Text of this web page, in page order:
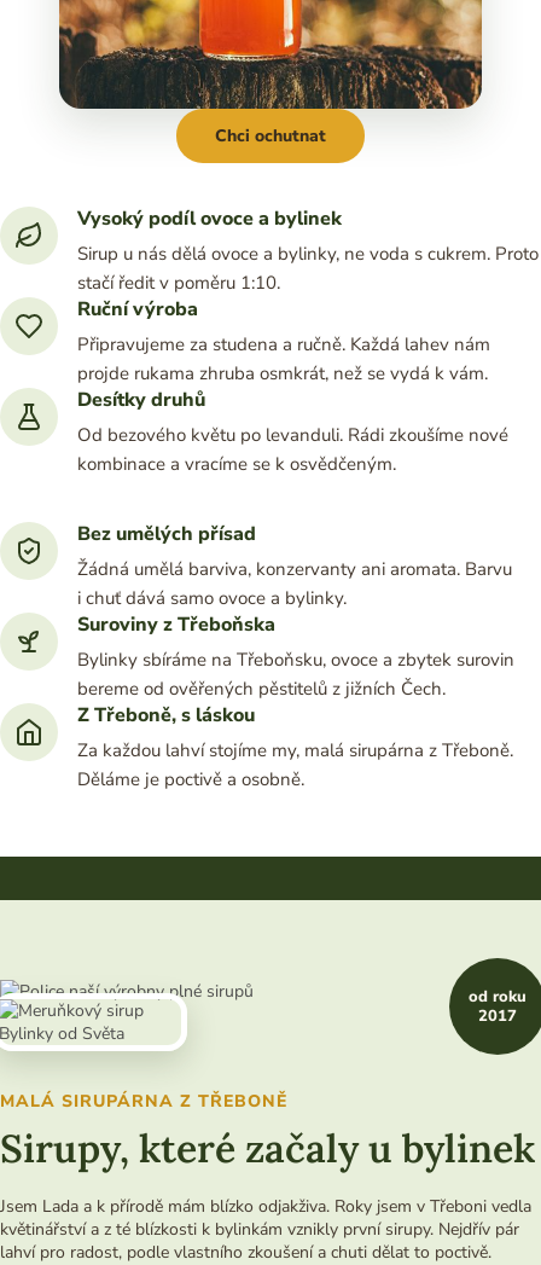
Vysoký podíl ovoce a bylinek
Sirup u nás dělá ovoce a bylinky, ne voda s cukrem. Proto
stačí ředit v poměru 1:10.
Ruční výroba
Připravujeme za studena a ručně. Každá lahev nám
projde rukama zhruba osmkrát, než se vydá k vám.
Desítky druhů
Od bezového květu po levanduli. Rádi zkoušíme nové
kombinace a vracíme se k osvědčeným.
Chci ochutnat
Bez umělých přísad
Žádná umělá barviva, konzervanty ani aromata. Barvu
i chuť dává samo ovoce a bylinky.
Suroviny z Třeboňska
Bylinky sbíráme na Třeboňsku, ovoce a zbytek surovin
bereme od ověřených pěstitelů z jižních Čech.
Z Třeboně, s láskou
Za každou lahví stojíme my, malá sirupárna z Třeboně.
Děláme je poctivě a osobně.
MALÁ SIRUPÁRNA Z TŘEBONĚ
Sirupy, které začaly u bylinek
Jsem Lada a k přírodě mám blízko odjakživa. Roky jsem v Třeboni vedla
květinářství a z té blízkosti k bylinkám vznikly první sirupy. Nejdřív pár
lahví pro radost, podle vlastního zkoušení a chuti dělat to poctivě.
od roku
2017